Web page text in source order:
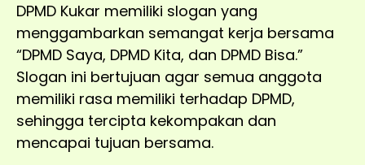
DPMD Kukar memiliki slogan yang
menggambarkan semangat kerja bersama
“DPMD Saya, DPMD Kita, dan DPMD Bisa.”
Slogan ini bertujuan agar semua anggota
memiliki rasa memiliki terhadap DPMD,
sehingga tercipta kekompakan dan
mencapai tujuan bersama.